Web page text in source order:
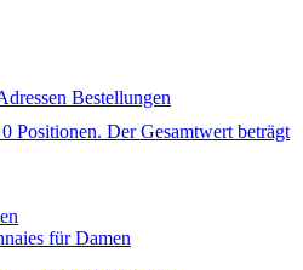
Bestellungen
Positionen. Der Gesamtwert beträgt
für Damen